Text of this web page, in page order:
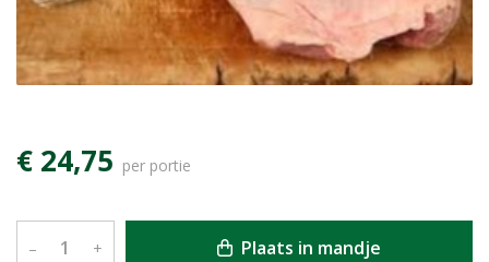
€ 24,75 per portie
– + Plaats in mandje